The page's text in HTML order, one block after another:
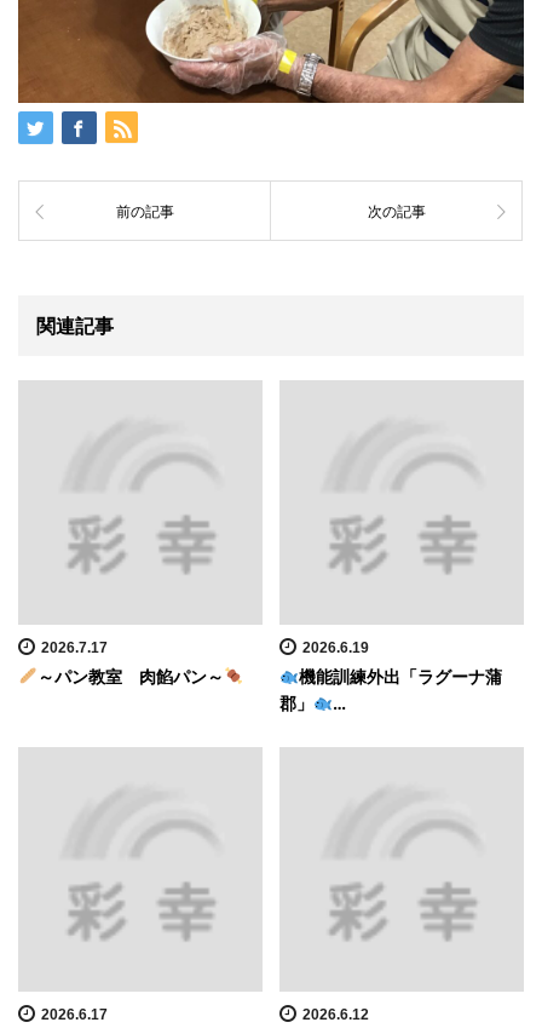
前の記事 次の記事
関連記事
2026.7.17
～パン教室 肉餡パン～
2026.6.19
機能訓練外出「ラグーナ蒲
郡」
…
2026.6.17 2026.6.12